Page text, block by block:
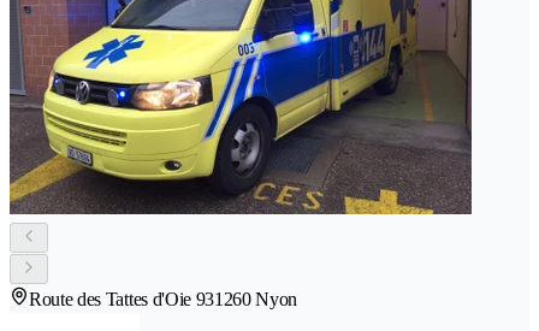
Route des Tattes d'Oie 931260 Nyon